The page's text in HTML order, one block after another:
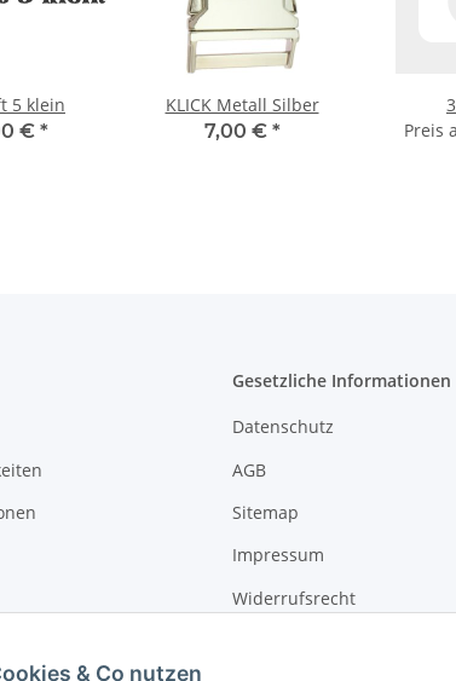
5 klein
€ *
KLICK Metall Silber
7,00 € *
Preis
Gesetzliche Informationen
Datenschutz
AGB
Sitemap
Impressum
Widerrufsrecht
& Co nutzen